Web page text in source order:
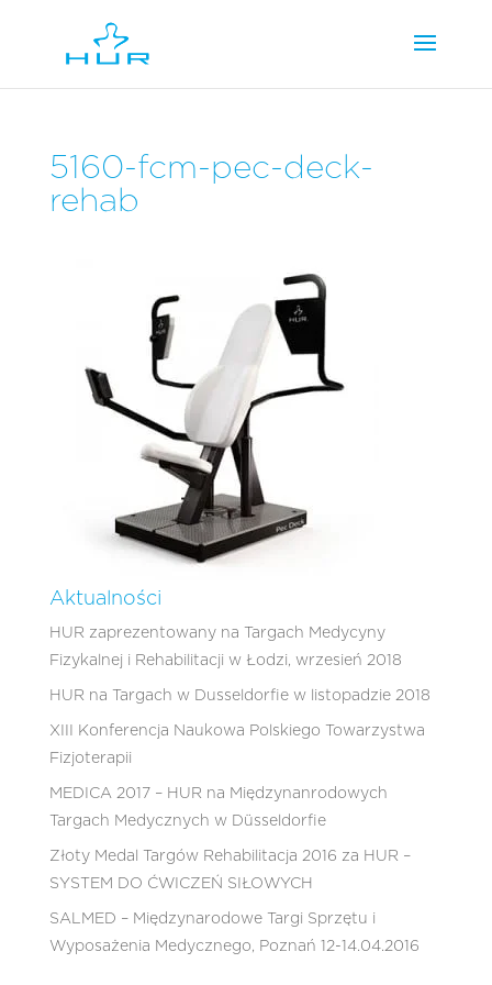
5160-fcm-pec-deck-
rehab
Aktualności
HUR zaprezentowany na Targach Medycyny
Fizykalnej i Rehabilitacji w Łodzi, wrzesień 2018
HUR na Targach w Dusseldorfie w listopadzie 2018
XIII Konferencja Naukowa Polskiego Towarzystwa
Fizjoterapii
MEDICA 2017 – HUR na Międzynanrodowych
Targach Medycznych w Düsseldorfie
Złoty Medal Targów Rehabilitacja 2016 za HUR –
SYSTEM DO ĆWICZEŃ SIŁOWYCH
SALMED – Międzynarodowe Targi Sprzętu i
Wyposażenia Medycznego, Poznań 12-14.04.2016